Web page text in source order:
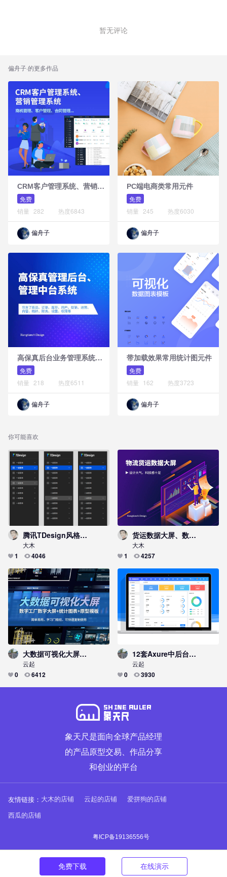
免费下载 在线演示
暂无评论
偏舟子·的更多作品
C
RM客户管理系统、营销管理系统
免费
销量 282 热度6843
偏舟子
PC端电商类常用元件
免费
销量 245 热度6030
偏舟子
高
保真后台业务管理系统原型模板库
免费
销量 218 热度6511
偏舟子
带加载效果常用统计图元件
免费
销量 162 热度3723
偏舟子
你可能喜欢
腾讯TDesign风格二级菜单
大木
1 4046
货运数据大屏、数据看板，设计大气，科技感十足
大木
1 4257
大数据可视化大屏，数字工厂数字大屏+统计图表+原型模板
云起
0 6412
12套Axure中后台管理信息系统通用原型方案
云起
0 3930
象天尺是面向全球产品经理
的产品原型交易、作品分享
和创业的平台
友情链接： 大木的店铺 云起的店铺 爱拼狗的店铺
西瓜的店铺
粤ICP备19136556号